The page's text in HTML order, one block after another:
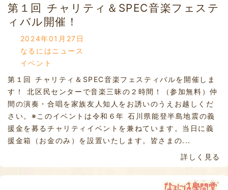
第１回 チャリティ＆SPEC音楽フェステ
ィバル開催！
2024年01月27日
なるにはニュース
イベント
第１回 チャリティ＆SPEC音楽フェスティバルを開催しま
す！ 北区民センターで音楽三昧の２時間！（参加無料）仲
間の演奏・合唱を家族友人知人をお誘いのうえお越しくだ
さい。※このイベントは令和６年 石川県能登半島地震の義
援金を募るチャリティイベントを兼ねています。当日に義
援金箱（お金のみ）を設置いたします。皆さまの...
詳しく見る